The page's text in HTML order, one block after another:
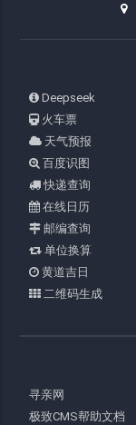
Deepseek
火车票
天气预报
百度识图
快递查询
在线日历
邮编查询
单位换算
黄道吉日
二维码生成
寻亲网
极致CMS帮助文档